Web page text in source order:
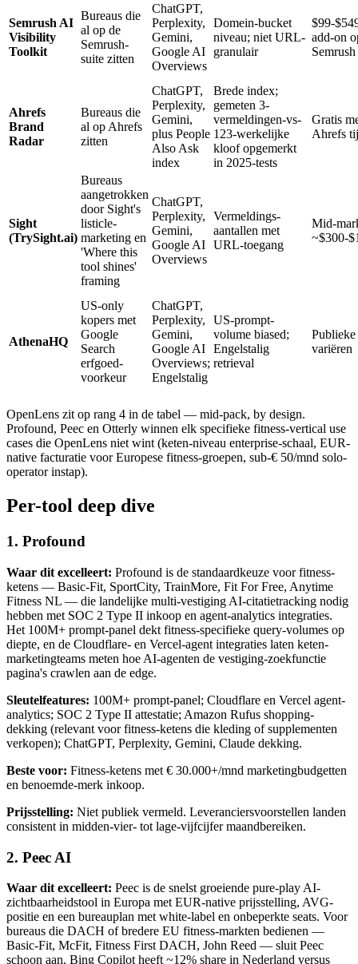
Semrush AI
Visibility
Toolkit
Bureaus die
al op de
Semrush-
suite zitten
ChatGPT,
Perplexity,
Gemini,
Google AI
Overviews
Domein-bucket
niveau; niet URL-
granulair
$99-
add-on
Semrush
Ahrefs
Brand
Radar
Bureaus die
al op Ahrefs
zitten
ChatGPT,
Perplexity,
Gemini,
plus People
Also Ask
index
Brede index;
gemeten 3-
vermeldingen-vs-
123-werkelijke
kloof opgemerkt
in 2025-tests
Gratis
Ahrefs
Sight
(TrySight.ai)
Bureaus
aangetrokken
door Sight's
listicle-
marketing en
'Where this
tool shines'
framing
ChatGPT,
Perplexity,
Gemini,
Google AI
Overviews
Vermeldings-
aantallen met
URL-toegang
Mid-
~$300-
AthenaHQ
US-only
kopers met
Google
Search
erfgoed-
voorkeur
ChatGPT,
Perplexity,
Gemini,
Google AI
Overviews;
Engelstalig
US-prompt-
volume biased;
Engelstalig
retrieval
variëren
OpenLens zit op rang 4 in de tabel — mid-pack, by design.
Profound, Peec en Otterly winnen elk specifieke fitness-vertical use
cases die OpenLens niet wint (keten-niveau enterprise-schaal, EUR-
native facturatie voor Europese fitness-groepen, sub-€ 50/mnd solo-
operator instap).
Per-tool deep dive
1. Profound
Waar dit excelleert: Profound is de standaardkeuze voor fitness-
ketens — Basic-Fit, SportCity, TrainMore, Fit For Free, Anytime
Fitness NL — die landelijke multi-vestiging AI-citatietracking nodig
hebben met SOC 2 Type II inkoop en agent-analytics integraties.
Het 100M+ prompt-panel dekt fitness-specifieke query-volumes op
diepte, en de Cloudflare- en Vercel-agent integraties laten keten-
marketingteams meten hoe AI-agenten de vestiging-zoekfunctie
pagina's crawlen aan de edge.
Sleutelfeatures: 100M+ prompt-panel; Cloudflare en Vercel agent-
analytics; SOC 2 Type II attestatie; Amazon Rufus shopping-
dekking (relevant voor fitness-ketens die kleding of supplementen
verkopen); ChatGPT, Perplexity, Gemini, Claude dekking.
Beste voor: Fitness-ketens met € 30.000+/mnd marketingbudgetten
en benoemde-merk inkoop.
Prijsstelling: Niet publiek vermeld. Leveranciersvoorstellen landen
consistent in midden-vier- tot lage-vijfcijfer maandbereiken.
2. Peec AI
Waar dit excelleert: Peec is de snelst groeiende pure-play AI-
zichtbaarheidstool in Europa met EUR-native prijsstelling, AVG-
positie en een bureauplan met white-label en onbeperkte seats. Voor
bureaus die DACH of bredere EU fitness-markten bedienen —
Basic-Fit, McFit, Fitness First DACH, John Reed — sluit Peec
schoon aan. Bing Copilot heeft ~12% share in Nederland versus